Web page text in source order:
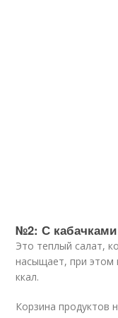
№2: С кабачками
Это теплый салат,
насыщает, при этом
ккал.
Корзина продуктов